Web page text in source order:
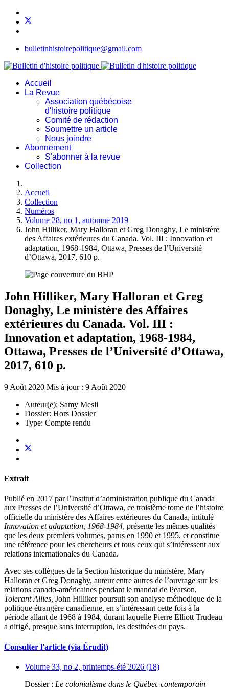
bulletinhistoirepolitique@gmail.com
Accueil
La Revue
Association québécoise
d'histoire politique
Comité de rédaction
Soumettre un article
Nous joindre
Abonnement
S'abonner à la revue
Collection
Accueil
Collection
Numéros
Volume 28, no 1, automne 2019
John Hilliker, Mary Halloran et Greg Donaghy, Le ministère
des Affaires extérieures du Canada. Vol. III : Innovation et
adaptation, 1968-1984, Ottawa, Presses de l’Université
d’Ottawa, 2017, 610 p.
John Hilliker, Mary Halloran et Greg
Donaghy, Le ministère des Affaires
extérieures du Canada. Vol. III :
Innovation et adaptation, 1968-1984,
Ottawa, Presses de l’Université d’Ottawa,
2017, 610 p.
9 Août 2020 Mis à jour : 9 Août 2020
Auteur(e): Samy Mesli
Dossier: Hors Dossier
Type: Compte rendu
Extrait
Publié en 2017 par l’Institut d’administration publique du Canada
aux Presses de l’Université d’Ottawa, ce troisième tome de l’histoire
officielle du ministère des Affaires extérieures du Canada, intitulé
Innovation et adaptation, 1968-1984, présente les mêmes qualités
que les deux premiers volumes, parus en 1990 et 1995, et constitue
une référence pour les chercheurs et tous ceux qui s’intéressent aux
relations internationales du Canada.
Avec ses collègues de la Section historique du ministère, Mary
Halloran et Greg Donaghy, auteur entre autres de l’ouvrage sur les
relations canado-américaines pendant le mandat de Pearson,
Tolerant Allies, John Hilliker poursuit son analyse méthodique de la
politique étrangère canadienne, en s’intéressant cette fois à la
période allant de 1968 à 1984, durant laquelle Pierre Elliott Trudeau
a dirigé, presque sans interruption, les destinées du pays.
Consulter l'article (via Érudit)
Volume 33, no 2, printemps-été 2026 (18)
Dossier : Le colonialisme dans le Québec contemporain